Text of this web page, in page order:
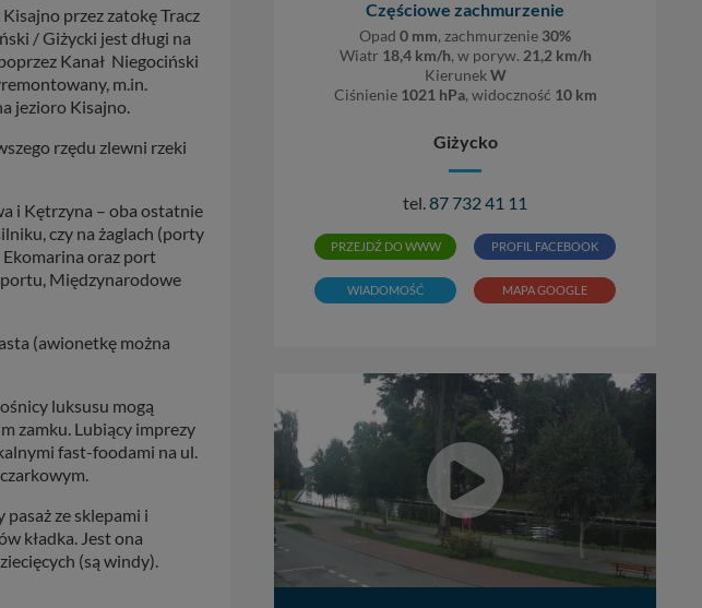
przez zatokę Tracz
/ Giżycki jest długi na
Kanał Niegociński
m.in.
jezioro Kisajno.
rzędu zlewni rzeki
i Kętrzyna – oba ostatnie
czy na żaglach (porty
oraz port
Międzynarodowe
(awionetkę można
luksusu mogą
zamku. Lubiący imprezy
fast-foodami na ul.
ze sklepami i
kładka. Jest ona
(są windy).
Częściowe zachmurzenie
Opad 0 mm, zachmurzenie 30%
Wiatr 18,4 km/h, w poryw. 21,2 km/h
KierunekW
Ciśnienie 1021 hPa, widoczność 10 km
Giżycko
tel. 87 732 41 11
PRZEJDŹ DO WWW PROFIL FACEBOOK
WIADOMOŚĆ MAPA GOOGLE